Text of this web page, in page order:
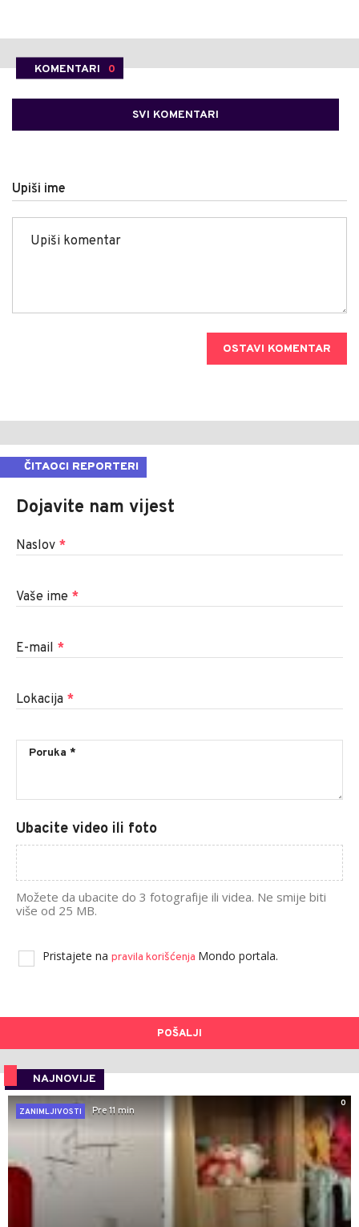
KOMENTARI 0
SVI KOMENTARI
Upiši ime
OSTAVI KOMENTAR
ČITAOCI REPORTERI
Dojavite nam vijest
Naslov *
Vaše ime *
E-mail *
Lokacija *
Ubacite video ili foto
Možete da ubacite do 3 fotografije ili videa. Ne smije biti
više od 25 MB.
Pristajete na pravila korišćenja Mondo portala.
POŠALJI
NAJNOVIJE
0
ZANIMLJIVOSTI
Pre 11 min